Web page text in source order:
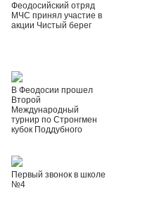
Феодосийский отряд
МЧС принял участие в
акции Чистый берег
В Феодосии прошел
Второй
Международный
турнир по Стронгмен
кубок Поддубного
Первый звонок в школе
№4